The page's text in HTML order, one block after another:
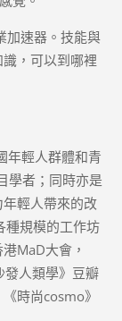
加速器。技能與
，可以到哪裡
年輕人群體和青
學者；同時亦是
輕人帶來的改
種規模的工作坊
MaD大會，
發人類學》豆瓣
時尚cosmo》